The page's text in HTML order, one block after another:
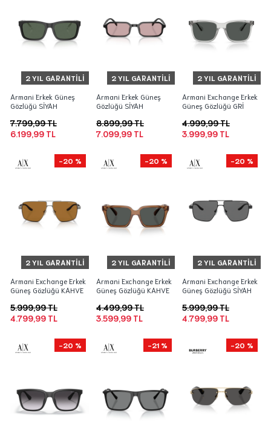
2 YIL GARANTILI
Armani Erkek Güneş
Gözlüğü SİYAH
6.199,99 TL
7.799,99 TL
2 YIL GARANTILI
Armani Erkek Güneş
Gözlüğü SİYAH
7.099,99 TL
8.899,99 TL
2 YIL GARANTILI
Armani Exchange Erkek
Güneş Gözlüğü GRİ
3.999,99 TL
4.999,99 TL
2 YIL GARANTILI
-20 %
Armani Exchange Erkek
Güneş Gözlüğü KAHVE
4.799,99 TL
5.999,99 TL
2 YIL GARANTILI
-20 %
Armani Exchange Erkek
Güneş Gözlüğü KAHVE
3.599,99 TL
4.499,99 TL
2 YIL GARANTILI
-20 %
Armani Exchange Erkek
Güneş Gözlüğü SİYAH
4.799,99 TL
5.999,99 TL
-20 % -21 % -20 %